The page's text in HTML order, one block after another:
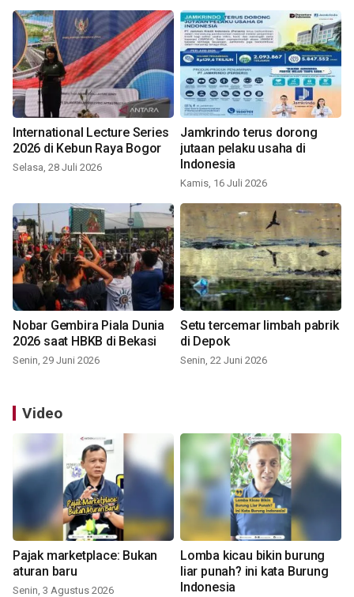
International Lecture Series
2026 di Kebun Raya Bogor
Selasa, 28 Juli 2026
Jamkrindo terus dorong
jutaan pelaku usaha di
Indonesia
Kamis, 16 Juli 2026
Nobar Gembira Piala Dunia
2026 saat HBKB di Bekasi
Senin, 29 Juni 2026
Setu tercemar limbah pabrik
di Depok
Senin, 22 Juni 2026
Video
Pajak marketplace: Bukan
aturan baru
Senin, 3 Agustus 2026
Lomba kicau bikin burung
liar punah? ini kata Burung
Indonesia